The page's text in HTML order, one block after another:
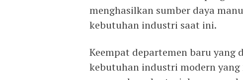
menghasilkan sumber daya
kebutuhan industri saat ini.
Keempat departemen baru yang
kebutuhan industri modern